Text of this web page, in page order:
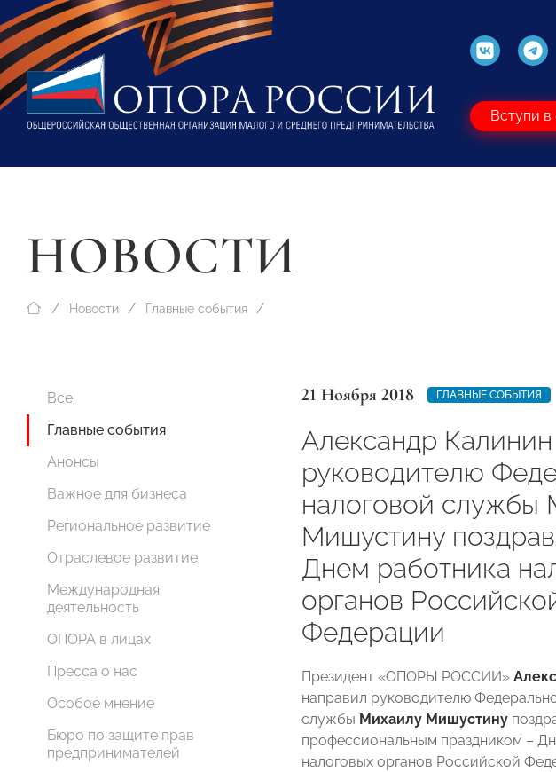
Вступи
НОВОСТИ
Новости Главные события
Все
Главные события
Анонсы
Важное для бизнеса
Региональное развитие
Отраслевое развитие
Международная
деятельность
ОПОРА в лицах
Пресса о нас
Особое мнение
Бюро по защите прав
предпринимателей
21 Ноября 2018 ГЛАВНЫЕ СОБЫТИЯ
Александр
руководителю
налоговой службы
Мишустину
Днем работника
органов
Федерации
Президент «ОПОРЫ РОССИИ»
направил руководителю
службы Михаилу Мишустину
профессиональным праздником –
налоговых органов Российской